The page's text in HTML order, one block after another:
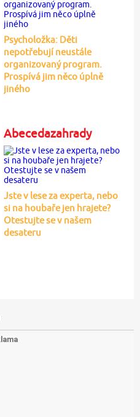
Psycholožka: Děti
nepotřebují neustále
organizovaný program.
Prospívá jim něco úplně
jiného
Abecedazahrady
Jste v lese za experta, nebo
si na houbaře jen hrajete?
Otestujte se v našem
desateru